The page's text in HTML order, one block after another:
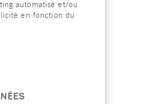
automatisé et/ou
en fonction du